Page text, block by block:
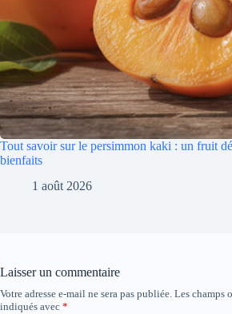
Tout savoir sur le persimmon kaki : un fruit
bienfaits
1 août 2026
Laisser un commentaire
Votre adresse e-mail ne sera pas publiée. Les champs
indiqués avec *